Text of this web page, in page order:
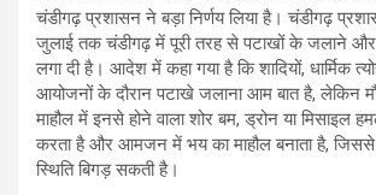
चंडीगढ़ प्रशासन ने बड़ा निर्णय लिया है। चंडीगढ़
जुलाई तक चंडीगढ़ में पूरी तरह से पटाखों के जलाने और
लगा दी है। आदेश में कहा गया है कि शादियों, धार्मिक
आयोजनों के दौरान पटाखे जलाना आम बात है, लेकिन
माहौल में इनसे होने वाला शोर बम, ड्रोन या मिसाइल
करता है और आमजन में भय का माहौल बनाता है,
स्थिति बिगड़ सकती है।